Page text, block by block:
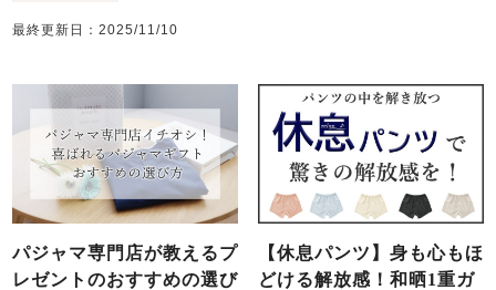
最終更新日：2025/11/10
パジャマ専門店が教えるプ
レゼントのおすすめの選び
【休息パンツ】身も心もほ
どける解放感！和晒1重ガ